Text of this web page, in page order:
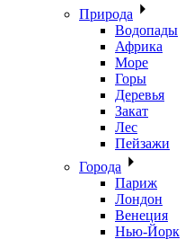
Природа
Водопады
Африка
Море
Горы
Деревья
Закат
Лес
Пейзажи
Города
Париж
Лондон
Венеция
Нью-Йорк